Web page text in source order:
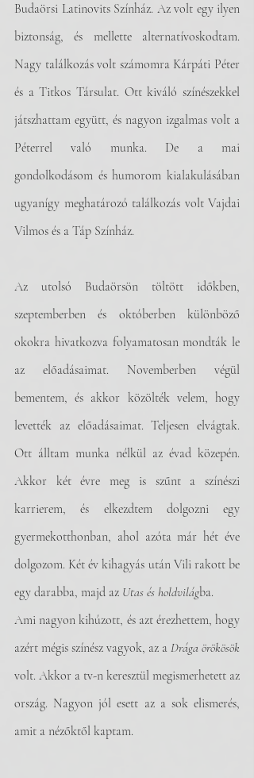
Budaörsi Latinovits Színház. Az volt egy ilyen
biztonság, és mellette alternatívoskodtam.
Nagy találkozás volt számomra Kárpáti Péter
és a Titkos Társulat. Ott kiváló színészekkel
játszhattam együtt, és nagyon izgalmas volt a
Péterrel való munka. De a mai
gondolkodásom és humorom kialakulásában
ugyanígy meghatározó találkozás volt Vajdai
Vilmos és a Táp Színház.
Az utolsó Budaörsön töltött időkben,
szeptemberben és októberben különböző
okokra hivatkozva folyamatosan mondták le
az előadásaimat. Novemberben végül
bementem, és akkor közölték velem, hogy
levették az előadásaimat. Teljesen elvágtak.
Ott álltam munka nélkül az évad közepén.
Akkor két évre meg is szűnt a színészi
karrierem, és elkezdtem dolgozni egy
gyermekotthonban, ahol azóta már hét éve
dolgozom. Két év kihagyás után Vili rakott be
egy darabba, majd az Utas és holdvilágba.
Ami nagyon kihúzott, és azt érezhettem, hogy
azért mégis színész vagyok, az a Drága örökösök
volt. Akkor a tv-n keresztül megismerhetett az
ország. Nagyon jól esett az a sok elismerés,
amit a nézőktől kaptam.